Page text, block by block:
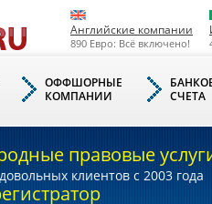
Английские компании
890 Евро: Всё включено!
ОФФШОРНЫЕ
КОМПАНИИ
СЧЕТА
правовые
довольных клиентов с 2003 года